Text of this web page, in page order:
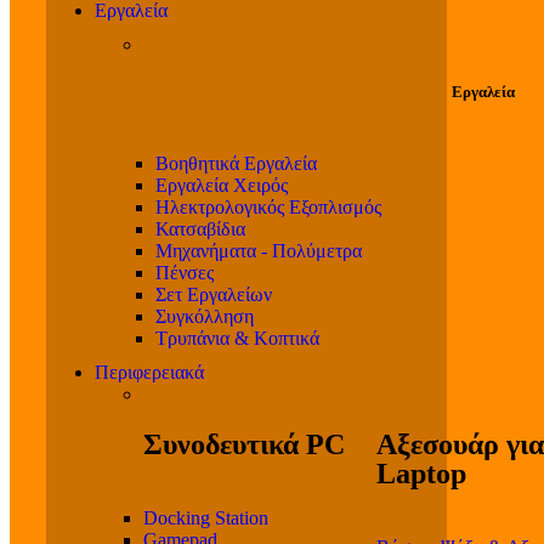
Εργαλεία
Εργαλεία
Βοηθητικά Εργαλεία
Εργαλεία Χειρός
Ηλεκτρολογικός Εξοπλισμός
Κατσαβίδια
Μηχανήματα - Πολύμετρα
Πένσες
Σετ Εργαλείων
Συγκόλληση
Τρυπάνια & Κοπτικά
Περιφερειακά
Συνοδευτικά PC
Docking Station
Αξεσουάρ για
Laptop